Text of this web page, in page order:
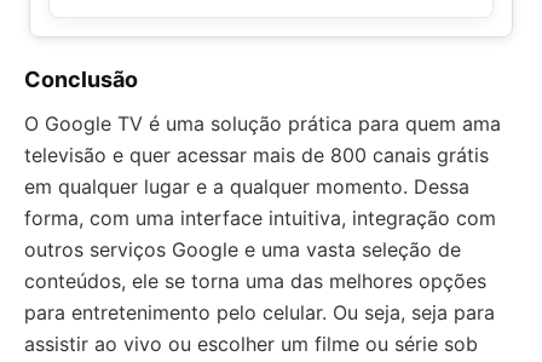
Conclusão
O Google TV é uma solução prática para quem ama
televisão e quer acessar mais de 800 canais grátis
em qualquer lugar e a qualquer momento. Dessa
forma, com uma interface intuitiva, integração com
outros serviços Google e uma vasta seleção de
conteúdos, ele se torna uma das melhores opções
para entretenimento pelo celular. Ou seja, seja para
assistir ao vivo ou escolher um filme ou série sob